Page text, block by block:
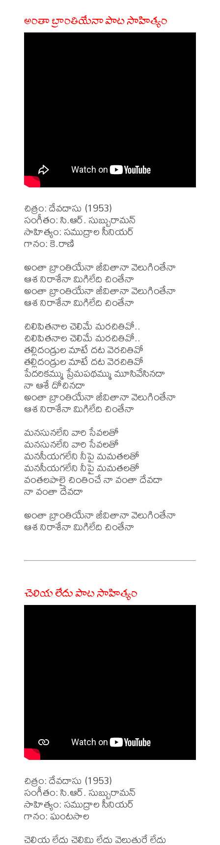
అంతా బ్రాంతియేనా పాట సాహిత్యం
చిత్రం: దేవదాసు (1953)
సంగీతం: సి.ఆర్. సుబ్బురామన్
సాహిత్యం: సముద్రాల సీనియర్
గానం: కె.రాణి
అంతా బ్రాంతియేనా జీవితానా వెలుగింతేనా
ఆశ నిరాశేనా మిగిలేది చింతేనా
అంతా బ్రాంతియేనా జీవితానా వెలుగింతేనా
ఆశ నిరాశేనా మిగిలేది చింతేనా
చిలిపితనాల చెలిమే మరచితివో..
చిలిపితనాల చెలిమే మరచితివో..
తల్లిదండ్రుల మాటే దట వెరచితివో
తల్లిదండ్రుల మాటే దట వెరచితివో
పేదరికమ్ము ప్రేమపథమ్ము మూసివేసినదా
నా ఆశే దోచినదా
అంతా బ్రాంతియేనా జీవితానా వెలుగింతేనా
ఆశ నిరాశేనా మిగిలేది చింతేనా
మనసునలేని వారి సేవలతో
మనసునలేని వారి సేవలతో
మనసీయగలేని నీపై మమతలతో
మనసీయగలేని నీపై మమతలతో
వంతలపాలై చింతించే నా వంతా దేవదా
నా వంతా దేవదా
అంతా బ్రాంతియేనా జీవితానా వెలుగింతేనా
ఆశ నిరాశేనా మిగిలేది చింతేనా
చెలియ లేదు పాట సాహిత్యం
చిత్రం: దేవదాసు (1953)
సంగీతం: సి.ఆర్. సుబ్బురామన్
సాహిత్యం: సముద్రాల సీనియర్
గానం: ఘంటసాల
చెలియ లేదు చెలిమి లేదు వెలుతురే లేదు